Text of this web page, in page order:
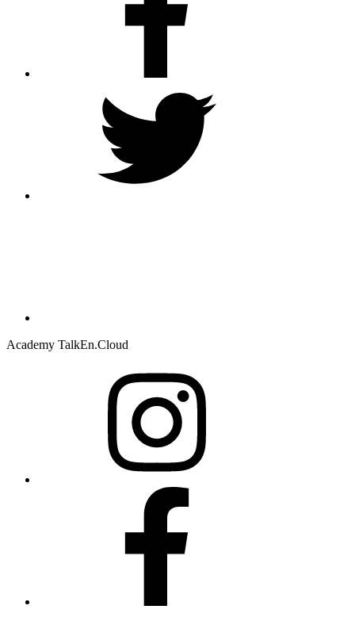
Academy TalkEn.Cloud